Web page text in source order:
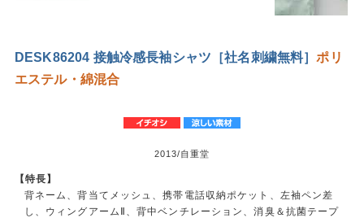
DESK86204 接触冷感長袖シャツ［社名刺繍無料］ポリ
エステル・綿混合
2013/自重堂
【特長】
背ネーム、背当てメッシュ、携帯電話収納ポケット、左袖ペン差
し、ウィングアームⅡ、背中ベンチレーション、消臭＆抗菌テープ